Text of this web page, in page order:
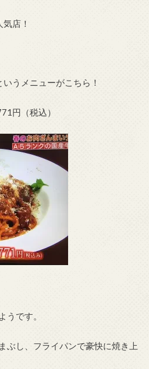
店！
うメニューがこちら！
円（税込）
うです。
ぶし、フライパンで豪快に焼き上